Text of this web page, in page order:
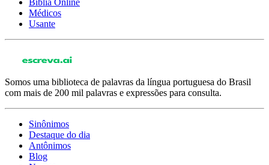
Médicos
Usante
Somos uma biblioteca de palavras da língua portuguesa do Brasil
com mais de 200 mil palavras e expressões para consulta.
Sinônimos
Destaque do dia
Antônimos
Blog